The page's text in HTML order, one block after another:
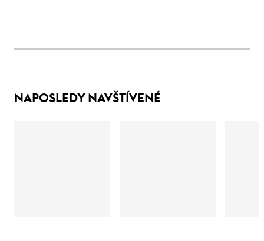
NAPOSLEDY NAVŠTÍVENÉ